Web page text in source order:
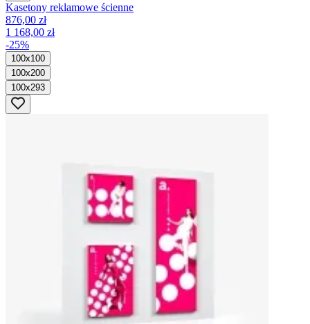
Kasetony reklamowe ścienne
876,00 zł
1 168,00 zł
-25%
100x100
100x200
100x293